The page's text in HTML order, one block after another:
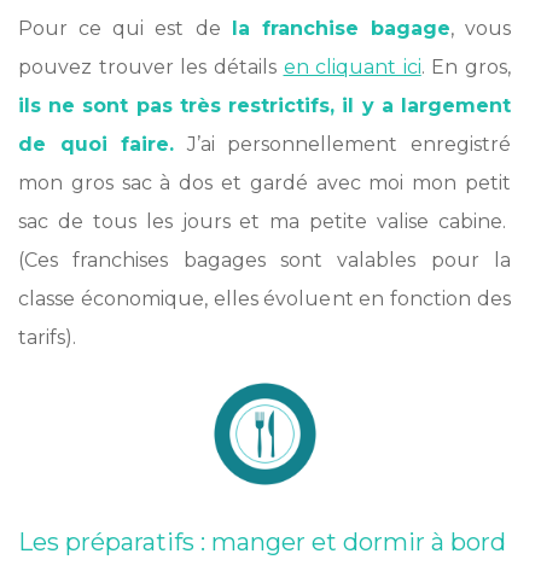
Pour ce qui est de la franchise bagage, vous
pouvez trouver les détails en cliquant ici. En gros,
ils ne sont pas très restrictifs, il y a largement
de quoi faire. J’ai personnellement enregistré
mon gros sac à dos et gardé avec moi mon petit
sac de tous les jours et ma petite valise cabine.
(Ces franchises bagages sont valables pour la
classe économique, elles évoluent en fonction des
tarifs).
Les préparatifs : manger et dormir à bord